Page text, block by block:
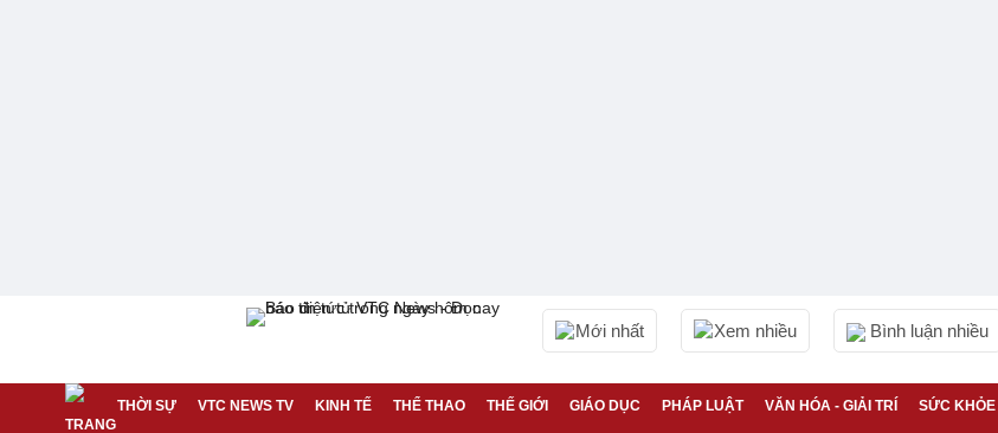
Mới nhất Xem nhiều Bình luận nhiều
THỜI SỰ VTC NEWS TV KINH TẾ THỂ THAO THẾ GIỚI GIÁO DỤC PHÁP LUẬT VĂN HÓA - GIẢI TRÍ SỨC KHỎE